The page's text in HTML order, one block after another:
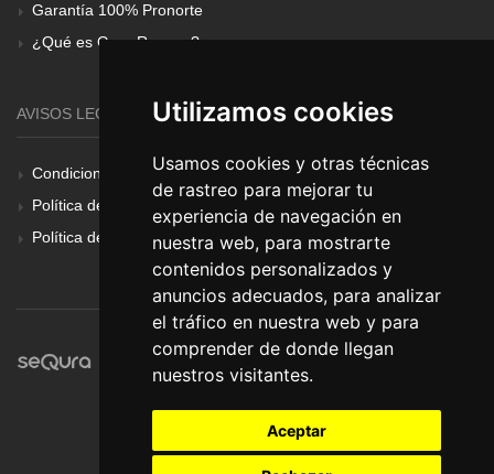
Utilizamos cookies
Usamos cookies y otras técnicas
de rastreo para mejorar tu
experiencia de navegación en
nuestra web, para mostrarte
contenidos personalizados y
anuncios adecuados, para analizar
el tráfico en nuestra web y para
comprender de donde llegan
nuestros visitantes.
Aceptar
Garantía 100% Pronorte
¿Qué es Gear Renove?
AVISOS LEGALES
Condiciones Generales
Política de Cookies
Política de Privacidad